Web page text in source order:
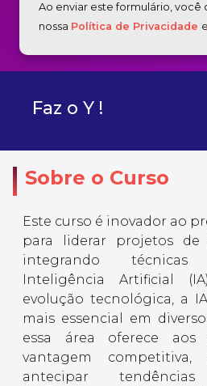
Ao enviar este formulário, você
nossa Política de Privacidade e
Faz o Y !
Sobre o Curso
Este curso é inovador ao
para liderar projetos de
integrando
Inteligência Artificial
evolução tecnológica, a
mais essencial em
essa área oferece aos
vantagem competitiva,
antecipar